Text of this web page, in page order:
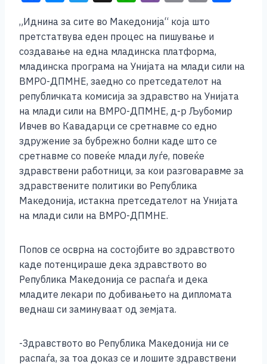
c
e
b
o
o
k
ss
e
n
g
er
tt
er
at
s
A
p
p
b
er ai
l
p
y
Li
n
k
„Иднина за сите во Македонија“ која што
претстатвува еден процес на пишување и
создавање на една младинска платформа,
младинска програма на Унијата на млади сили на
ВМРО-ДПМНЕ, заедно со претседателот на
републичката комисија за здравство на Унијата
на млади сили на ВМРО-ДПМНЕ, д-р Љубомир
Ивчев во Кавадарци се сретнавме со едно
здружение за бубрежно болни каде што се
сретнавме со повеќе млади луѓе, повеќе
здравствени работници, за кои разговаравме за
здравствените политики во Република
Македонија, истакна претседателот на Унијата
на млади сили на ВМРО-ДПМНЕ.
Попов се осврна на состојбите во здравството
каде потенцираше дека здравството во
Република Македонија се распаѓа и дека
младите лекари по добивањето на дипломата
веднаш си заминуваат од земјата.
-Здравството во Република Македонија ни се
распаѓа, за тоа доказ се и лошите здравствени